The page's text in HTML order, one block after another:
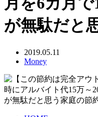
が無駄だと
2019.05.11
Money